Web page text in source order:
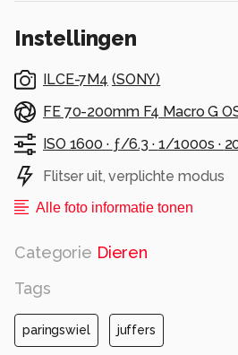
Instellingen
ILCE-7M4 (SONY)
FE 70-200mm F4 Macro G
ISO 1600 · ƒ/6.3 · 1/1000s ·
Flitser uit, verplichte modus
Alle foto informatie tonen
Categorie Dieren
Tags
paringswiel juffers